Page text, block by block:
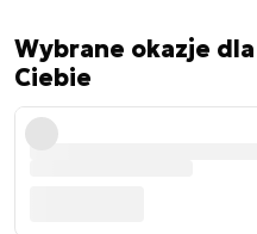
Wybrane okazje dla
Ciebie